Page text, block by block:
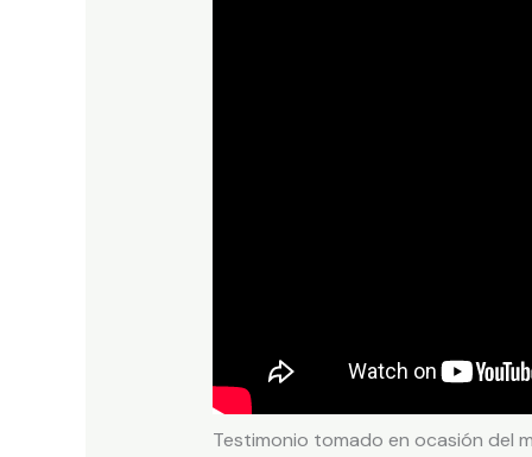
Testimonio tomado en ocasión del